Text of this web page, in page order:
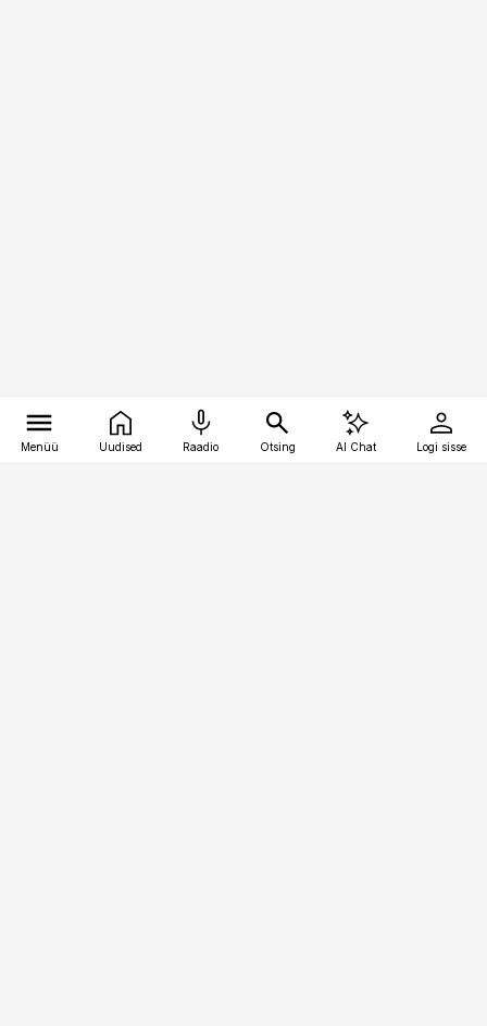
Menüü Uudised Raadio Otsing AI Chat Logi sisse